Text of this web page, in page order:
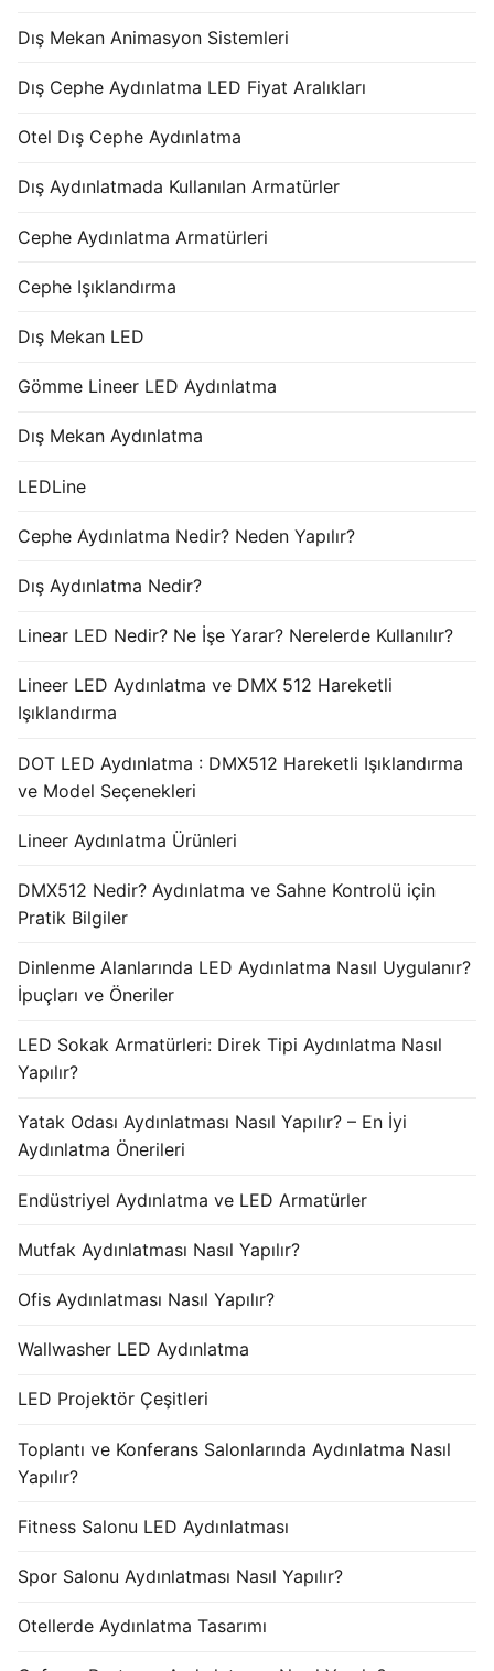
Dış Mekan Animasyon Sistemleri
Dış Cephe Aydınlatma LED Fiyat Aralıkları
Otel Dış Cephe Aydınlatma
Dış Aydınlatmada Kullanılan Armatürler
Cephe Aydınlatma Armatürleri
Cephe Işıklandırma
Dış Mekan LED
Gömme Lineer LED Aydınlatma
Dış Mekan Aydınlatma
LEDLine
Cephe Aydınlatma Nedir? Neden Yapılır?
Dış Aydınlatma Nedir?
Linear LED Nedir? Ne İşe Yarar? Nerelerde Kullanılır?
Lineer LED Aydınlatma ve DMX 512 Hareketli
Işıklandırma
DOT LED Aydınlatma : DMX512 Hareketli Işıklandırma
ve Model Seçenekleri
Lineer Aydınlatma Ürünleri
DMX512 Nedir? Aydınlatma ve Sahne Kontrolü için
Pratik Bilgiler
Dinlenme Alanlarında LED Aydınlatma Nasıl Uygulanır?
İpuçları ve Öneriler
LED Sokak Armatürleri: Direk Tipi Aydınlatma Nasıl
Yapılır?
Yatak Odası Aydınlatması Nasıl Yapılır? – En İyi
Aydınlatma Önerileri
Endüstriyel Aydınlatma ve LED Armatürler
Mutfak Aydınlatması Nasıl Yapılır?
Ofis Aydınlatması Nasıl Yapılır?
Wallwasher LED Aydınlatma
LED Projektör Çeşitleri
Toplantı ve Konferans Salonlarında Aydınlatma Nasıl
Yapılır?
Fitness Salonu LED Aydınlatması
Spor Salonu Aydınlatması Nasıl Yapılır?
Otellerde Aydınlatma Tasarımı